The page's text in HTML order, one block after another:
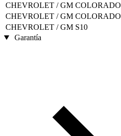
CHEVROLET / GM COLORADO
CHEVROLET / GM COLORADO
CHEVROLET / GM S10
Garantía